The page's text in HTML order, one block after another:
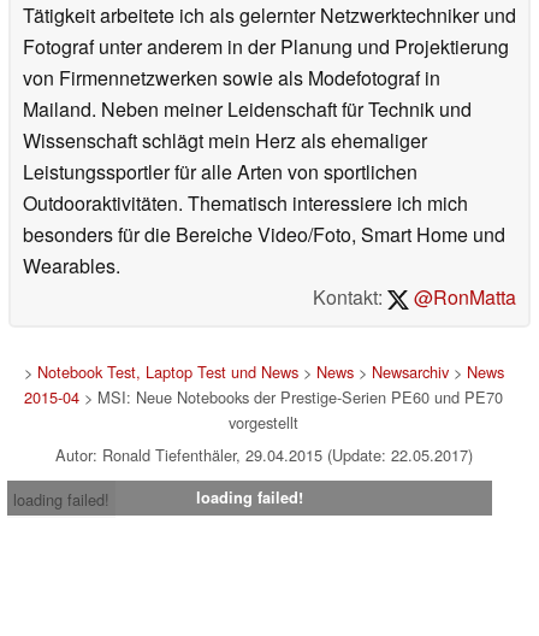
Tätigkeit arbeitete ich als gelernter Netzwerktechniker und
Fotograf unter anderem in der Planung und Projektierung
von Firmennetzwerken sowie als Modefotograf in
Mailand. Neben meiner Leidenschaft für Technik und
Wissenschaft schlägt mein Herz als ehemaliger
Leistungssportler für alle Arten von sportlichen
Outdooraktivitäten. Thematisch interessiere ich mich
besonders für die Bereiche Video/Foto, Smart Home und
Wearables.
Kontakt:
@RonMatta
> Notebook Test, Laptop Test und News> News> Newsarchiv> News
2015-04 > MSI: Neue Notebooks der Prestige-Serien PE60 und PE70
vorgestellt
Autor: Ronald Tiefenthäler, 29.04.2015 (Update: 22.05.2017)
loading failed!
loading failed!